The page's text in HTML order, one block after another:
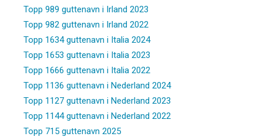
Topp 989 guttenavn i Irland 2023
Topp 982 guttenavn i Irland 2022
Topp 1634 guttenavn i Italia 2024
Topp 1653 guttenavn i Italia 2023
Topp 1666 guttenavn i Italia 2022
Topp 1136 guttenavn i Nederland 2024
Topp 1127 guttenavn i Nederland 2023
Topp 1144 guttenavn i Nederland 2022
Topp 715 guttenavn 2025